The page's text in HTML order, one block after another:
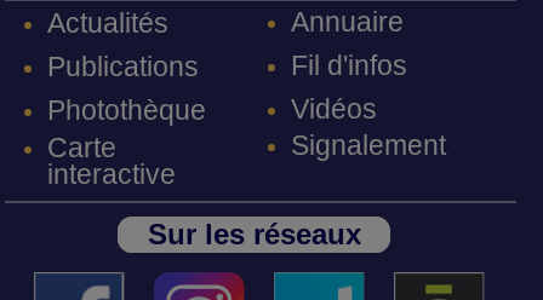
Actualités
Publications
Photothèque
Carte
interactive
Annuaire
Fil d'infos
Vidéos
Signalement
Sur les réseaux